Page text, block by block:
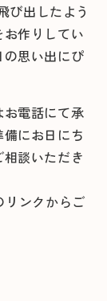
び出したよう
作りしてい
思い出にぴ
電話にて承
にお日にち
談いただき
リンクからご